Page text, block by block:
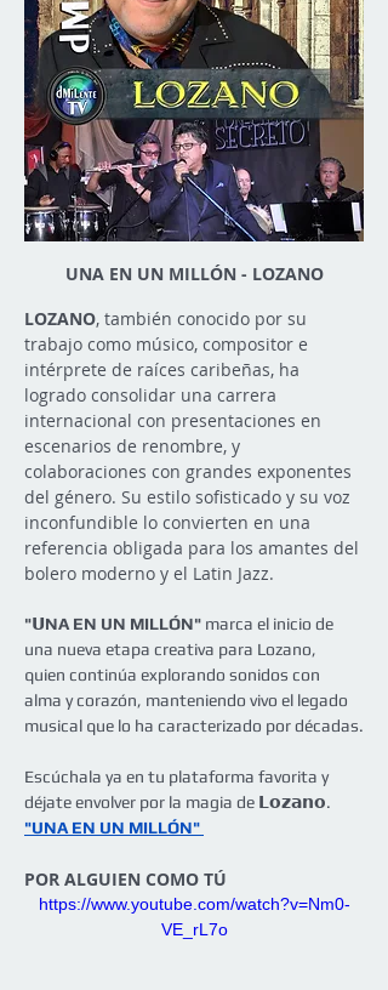
UNA EN UN MILLÓN - LOZANO
LOZANO, también conocido por su
trabajo como músico, compositor e
intérprete de raíces caribeñas, ha
logrado consolidar una carrera
internacional con presentaciones en
escenarios de renombre, y
colaboraciones con grandes exponentes
del género. Su estilo sofisticado y su voz
inconfundible lo convierten en una
referencia obligada para los amantes del
bolero moderno y el Latin Jazz.
"𝗨NA EN UN MILLÓN" marca el inicio de
una nueva etapa creativa para Lozano,
quien continúa explorando sonidos con
alma y corazón, manteniendo vivo el legado
musical que lo ha caracterizado por décadas.
Escúchala ya en tu plataforma favorita y
déjate envolver por la magia de 𝗟𝗼𝘇𝗮𝗻𝗼.
"UNA EN UN MILLÓN"
POR ALGUIEN COMO TÚ
https://www.youtube.com/watch?v=Nm0-
VE_rL7o